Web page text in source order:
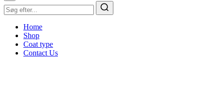
Home
Shop
Coat type
Contact Us